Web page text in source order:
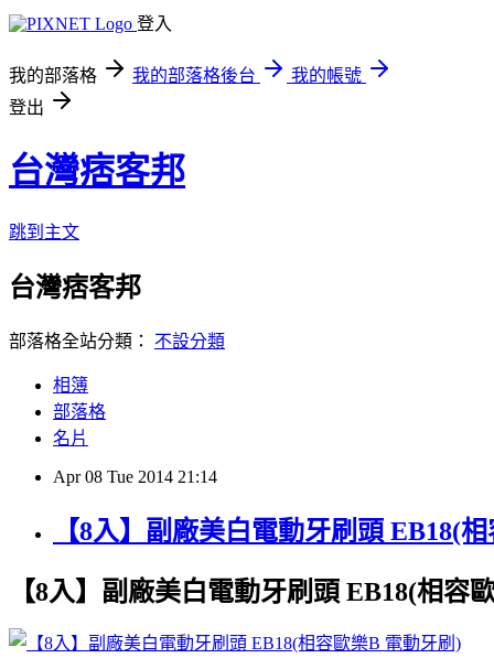
登入
我的部落格 我的部落格後台
我的帳號
登出
台灣痞客邦
跳到主文
台灣痞客邦
部落格全站分類： 不設分類
相簿
部落格
名片
Apr 08 Tue 2014 21:14
【8入】副廠美白電動牙刷頭 EB18(
【8入】副廠美白電動牙刷頭 EB18(相容